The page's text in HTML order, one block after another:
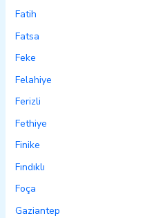
Fatih
Fatsa
Feke
Felahiye
Ferizli
Fethiye
Finike
Fındıklı
Foça
Gaziantep